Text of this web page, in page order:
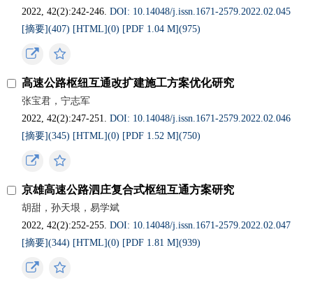
2022, 42(2):242-246.DOI: 10.14048/j.issn.1671-2579.2022.02.045
[摘要](407) [HTML](0) [PDF 1.04 M](975)
高速公路枢纽互通改扩建施工方案优化研究
张宝君，宁志军
2022, 42(2):247-251.DOI: 10.14048/j.issn.1671-2579.2022.02.046
[摘要](345) [HTML](0) [PDF 1.52 M](750)
京雄高速公路泗庄复合式枢纽互通方案研究
胡甜，孙天垠，易学斌
2022, 42(2):252-255.DOI: 10.14048/j.issn.1671-2579.2022.02.047
[摘要](344) [HTML](0) [PDF 1.81 M](939)